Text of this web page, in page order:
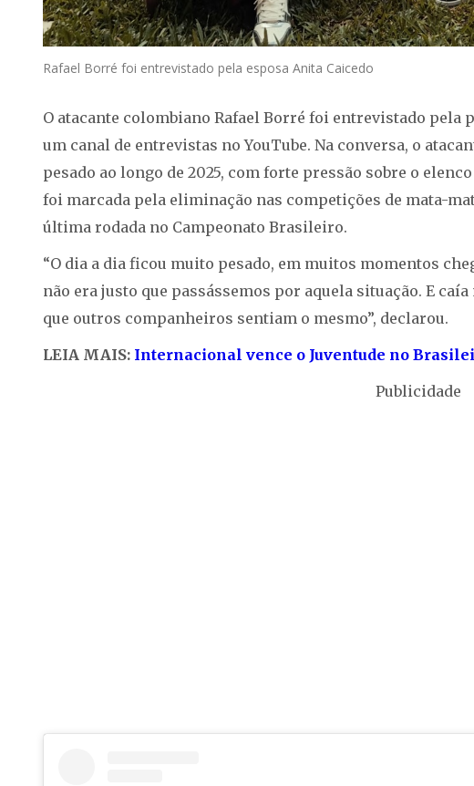
Rafael Borré foi entrevistado pela esposa Anita Caicedo
O atacante colombiano Rafael Borré foi entrevistado pela
um canal de entrevistas no YouTube. Na conversa, o
pesado ao longo de 2025, com forte pressão sobre o
foi marcada pela eliminação nas competições de mata-
última rodada no Campeonato Brasileiro.
“O dia a dia ficou muito pesado, em muitos momentos
não era justo que passássemos por aquela situação. E
que outros companheiros sentiam o mesmo”, declarou.
LEIA MAIS: Internacional vence o Juventude no
Publicidade